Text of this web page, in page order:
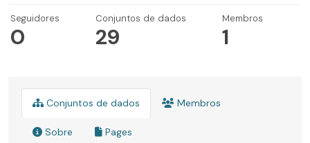
Seguidores
0
Conjuntos de dados
29
Membros
1
Conjuntos de dados Membros
Sobre Pages